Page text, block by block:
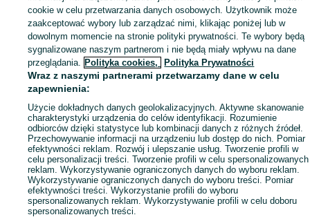
cookie w celu przetwarzania danych osobowych. Użytkownik może
zaakceptować wybory lub zarządzać nimi, klikając poniżej lub w
dowolnym momencie na stronie polityki prywatności. Te wybory będą
sygnalizowane naszym partnerom i nie będą miały wpływu na dane
przeglądania. Polityka cookies, Polityka Prywatności
Wraz z naszymi partnerami przetwarzamy dane w celu
zapewnienia:
Użycie dokładnych danych geolokalizacyjnych. Aktywne skanowanie
charakterystyki urządzenia do celów identyfikacji. Rozumienie
odbiorców dzięki statystyce lub kombinacji danych z różnych źródeł.
Przechowywanie informacji na urządzeniu lub dostęp do nich. Pomiar
efektywności reklam. Rozwój i ulepszanie usług. Tworzenie profili w
celu personalizacji treści. Tworzenie profili w celu spersonalizowanych
reklam. Wykorzystywanie ograniczonych danych do wyboru reklam.
Wykorzystywanie ograniczonych danych do wyboru treści. Pomiar
efektywności treści. Wykorzystanie profili do wyboru
spersonalizowanych reklam. Wykorzystywanie profili w celu doboru
spersonalizowanych treści.